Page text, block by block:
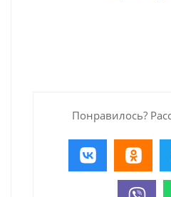
Понравилось?